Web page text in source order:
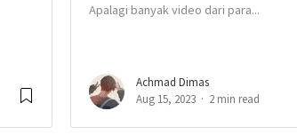
Apalagi banyak video dari para...
Achmad Dimas
Aug 15, 2023
2 min read